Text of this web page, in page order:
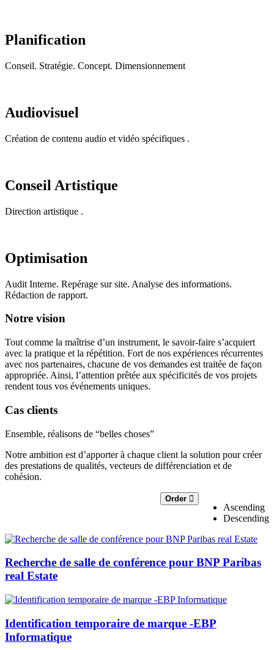
Planification
Conseil. Stratégie. Concept. Dimensionnement
Audiovisuel
Création de contenu audio et vidéo spécifiques .
Conseil Artistique
Direction artistique .
Optimisation
Audit Interne. Repérage sur site. Analyse des informations.
Rédaction de rapport.
Notre vision
Tout comme la maîtrise d’un instrument, le savoir-faire s’acquiert
avec la pratique et la répétition. Fort de nos expériences récurrentes
avec nos partenaires, chacune de vos demandes est traitée de façon
appropriée. Ainsi, l’attention prêtée aux spécificités de vos projets
rendent tous vos événements uniques.
Cas clients
Ensemble, réalisons de “belles choses”
Notre ambition est d’apporter à chaque client la solution pour créer
des prestations de qualités, vecteurs de différenciation et de
cohésion.
Order
Ascending
Descending
Recherche de salle de conférence pour BNP Paribas
real Estate
Identification temporaire de marque -EBP
Informatique